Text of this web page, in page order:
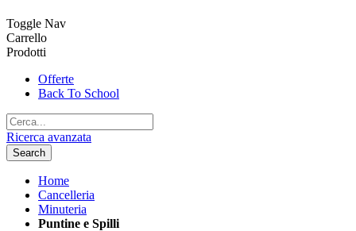
Toggle Nav
Carrello
Prodotti
Offerte
Back To School
Ricerca avanzata
Search
Home
Cancelleria
Minuteria
Puntine e Spilli